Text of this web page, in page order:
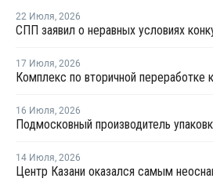
22 Июля, 2026
17 Июля, 2026
16 Июля, 2026
14 Июля, 2026